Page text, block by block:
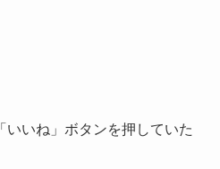
いいね」ボタンを押していた